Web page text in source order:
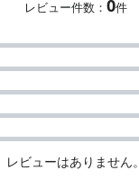
レビュー件数： 0件
レビューはありません。